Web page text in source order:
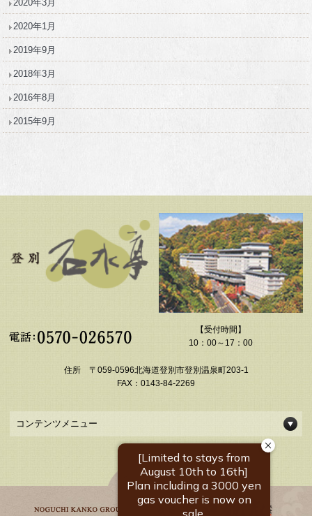
2020年3月
2020年1月
2019年9月
2018年3月
2016年8月
2015年9月
【受付時間】
10：00～17：00
住所 〒059-0596北海道登別市登別温泉町203-1
FAX：0143-84-2269
コンテンツメニュー